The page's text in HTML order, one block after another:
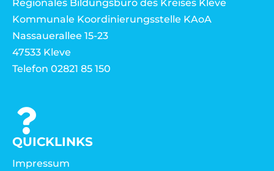
Regionales Bildungsbüro des Kreises Kleve
Kommunale Koordinierungsstelle KAoA
Nassauerallee 15-23
47533 Kleve
Telefon 02821 85 150
QUICKLINKS
Impressum